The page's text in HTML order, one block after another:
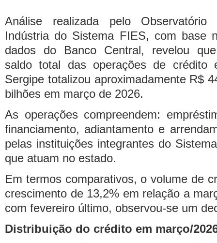
Análise realizada pelo Observatório
Indústria do Sistema FIES, com base
dados do Banco Central, revelou
saldo total das operações de crédito
Sergipe totalizou aproximadamente R$
bilhões em março de 2026.
As operações compreendem:
financiamento, adiantamento e
pelas instituições integrantes do
que atuam no estado.
Em termos comparativos, o volume de
crescimento de 13,2% em relação a
com fevereiro último, observou-se um
Distribuição do crédito em março/